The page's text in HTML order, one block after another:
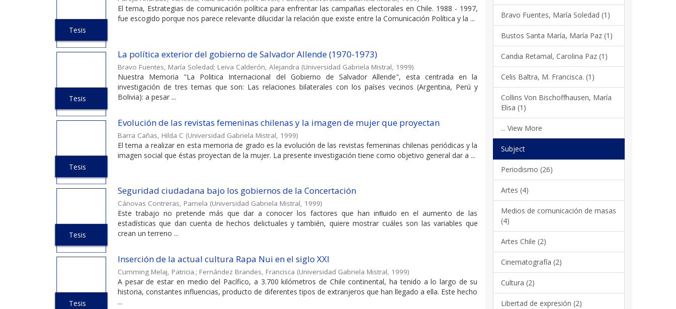
Tesis
El tema, Estrategias de comunicación política para enfrentar las campañas electorales en Chile. 1988 - 1997,
fue escogido porque nos parece relevante dilucidar la relación que existe entre la Comunicación Política y la ...
Tesis
La política exterior del gobierno de Salvador Allende (1970-1973)
Bravo Fuentes, María Soledad; Leiva Calderón, Alejandra (Universidad Gabriela Mistral, 1999)
Nuestra Memoria "La Politica Internacional del Gobierno de Salvador Allende", esta centrada en la
investigación de tres temas que son: Las relaciones bilaterales con los países vecinos (Argentina, Perú y
Bolivia): a pesar ...
Tesis
Evolución de las revistas femeninas chilenas y la imagen de mujer que proyectan
Barra Cañas, Hilda C (Universidad Gabriela Mistral, 1999)
El tema a realizar en esta memoria de grado es la evolución de las revistas femeninas chilenas periódicas y la
imagen social que éstas proyectan de la mujer. La presente investigación tiene como objetivo general dar a ...
Tesis
Seguridad ciudadana bajo los gobiernos de la Concertación
Cánovas Contreras, Pamela (Universidad Gabriela Mistral, 1999)
Este trabajo no pretende más que dar a conocer los factores que han inﬂuido en el aumento de las
estadísticas que dan cuenta de hechos delictuales y también, quiere mostrar cuáles son las variables que
crean un terreno ...
Tesis
Inserción de la actual cultura Rapa Nui en el siglo XXI
Cumming Melaj, Patricia.; Fernández Brandes, Francisca (Universidad Gabriela Mistral, 1999)
A pesar de estar en medio del Pacífico, a 3.700 kilómetros de Chile continental, ha tenido a lo largo de su
historia, constantes influencias, producto de diferentes tipos de extranjeros que han llegado a ella. Este hecho
...
Bravo Fuentes, María Soledad (1)
Bustos Santa María, María Paz (1)
Candia Retamal, Carolina Paz (1)
Celis Baltra, M. Francisca. (1)
Collins Von Bischoffhausen, María
Elisa (1)
... View More
Subject
Periodismo (26)
Artes (4)
Medios de comunicación de masas
(4)
Artes Chile (2)
Cinematografía (2)
Cultura (2)
Libertad de expresión (2)